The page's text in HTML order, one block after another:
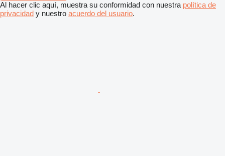
Al hacer clic aquí, muestra su conformidad con nuestra política de
privacidad y nuestro acuerdo del usuario.